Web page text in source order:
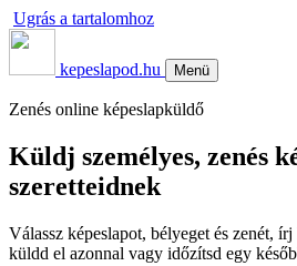
Ugrás a tartalomhoz
kepeslapod.hu Menü
Zenés online képeslapküldő
Küldj személyes, zenés
szeretteidnek
Válassz képeslapot, bélyeget és zenét,
küldd el azonnal vagy időzítsd egy